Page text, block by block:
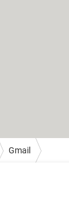
Gmail